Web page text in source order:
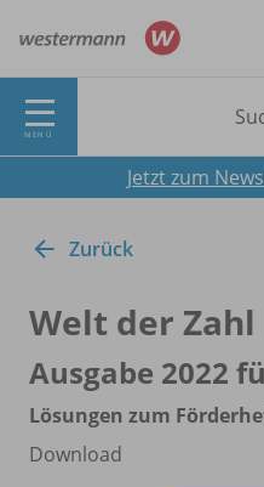
MENÜ
Jetzt zum
Zurück
Welt der Zahl
Ausgabe 2022
Lösungen zum
Download